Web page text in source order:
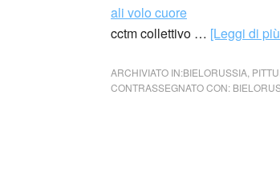
cctm collettivo … [Leggi di
ARCHIVIATO IN:BIELORUSSIA
CONTRASSEGNATO CON: